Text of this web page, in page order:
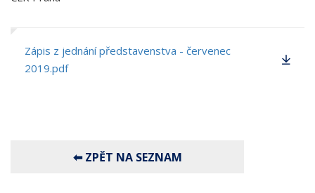
Zápis z jednání představenstva - červenec
2019.pdf